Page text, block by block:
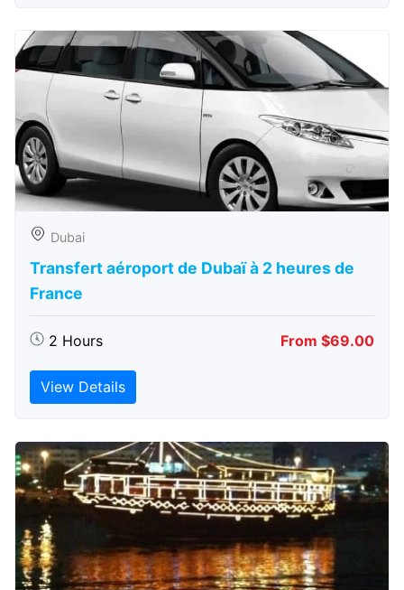
Dubai
Transfert aéroport de Dubaï à 2 heures de
France
2 Hours From $69.00
View Details